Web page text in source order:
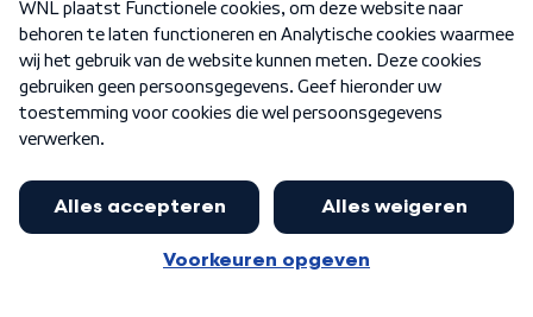
Nieuwsbrief
Word Lid